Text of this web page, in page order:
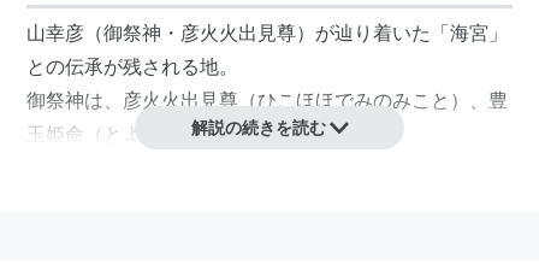
山幸彦（御祭神・彦火火出見尊）が辿り着いた「海宮」
との伝承が残される地。
御祭神は、彦火火出見尊（ひこほほでみのみこと）、豊
玉姫命（とよたまひめのみこと）。
解説の続きを読む